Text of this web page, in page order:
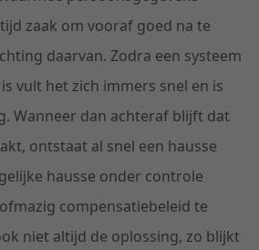
Insolventie
en uitdagingen in de
zaak om vooraf goed na te
daarvan. Zodra een systeem
vult het zich immers snel en is
Wanneer dan achteraf blijft dat
ontstaat al snel een hausse
hausse onder controle
compensatiebeleid te
niet altijd de oplossing, zo blijkt